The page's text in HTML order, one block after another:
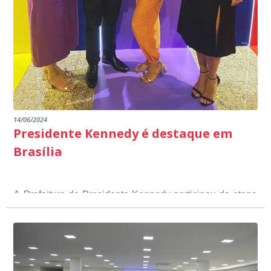
14/06/2024
Presidente Kennedy é destaque em
Brasília
A Prefeitura de Presidente Kennedy participou da etapa
nacional do 12º Prêmio Sebrae Prefeitura
Empreendedora, que visou valorizar e destacar o papel
dos gestores públicos comprometidos com o
desenvolvimento socioeconômico dos municípios, a